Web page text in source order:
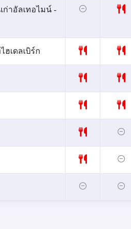
ก่าอัลเทอไมน์ -
ฮเดลเบิร์ก